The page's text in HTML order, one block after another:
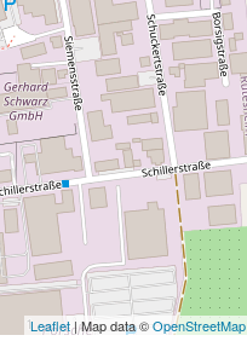
Leaflet| Map data ©OpenStreetMap